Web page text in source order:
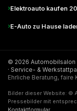
›Elektroauto kaufen
›E-Auto zu Hause
© 2026 Automobilsalon
· Service- &
Ehrliche Beratung, faire
Bilder dieser Website: ©
Pressebilder mit